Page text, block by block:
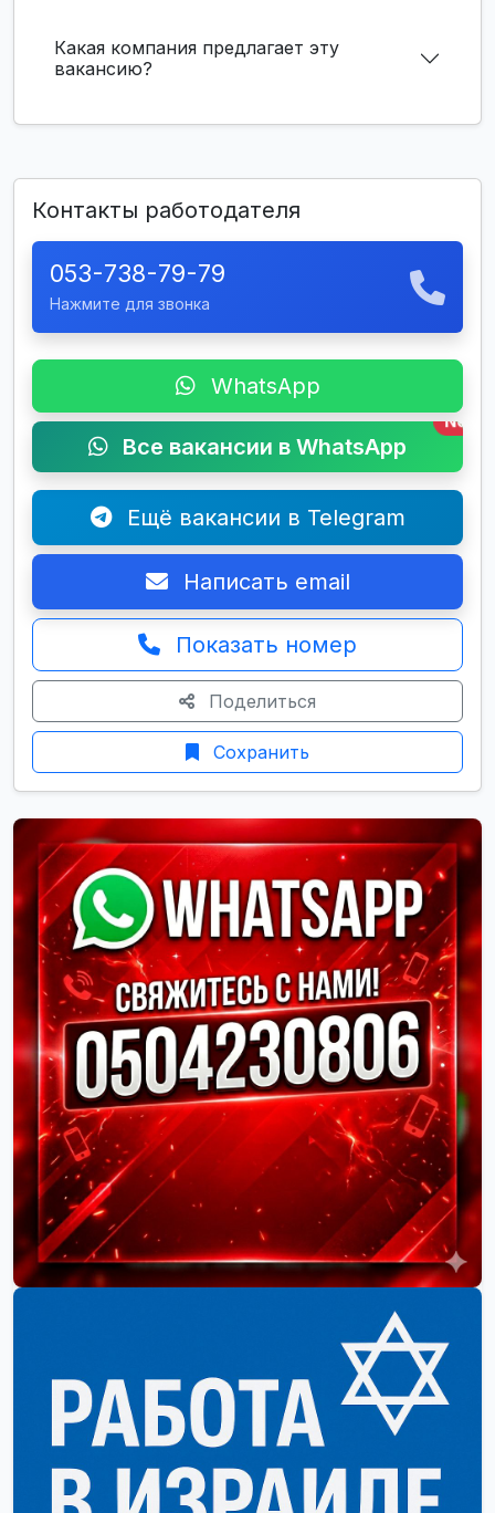
Какая компания предлагает эту
вакансию?
Контакты работодателя
053-738-79-79
Нажмите для звонка
WhatsApp
Все вакансии в WhatsApp
New
Ещё вакансии в Telegram
Написать email
Показать номер
Поделиться
Сохранить